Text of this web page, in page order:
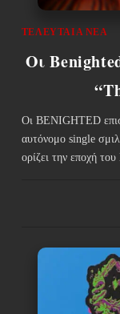
ΤΕΛΕΥΤΑΊΑ ΝΈΑ
Οι
Οι BENIGHTED
αυτόνομο single
ορίζει την εποχή